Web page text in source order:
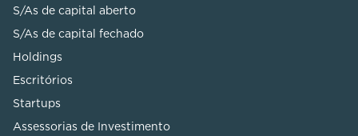
S/As de capital aberto
S/As de capital fechado
Holdings
Escritórios
Startups
Assessorias de Investimento